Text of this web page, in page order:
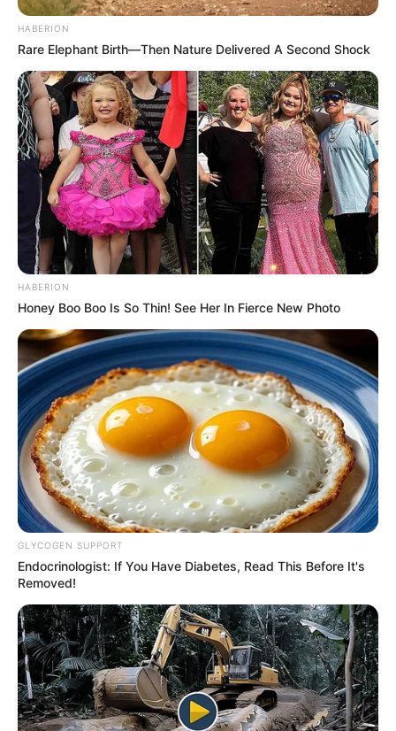
HABERION
Rare Elephant Birth—Then Nature Delivered A Second Shock
HABERION
Honey Boo Boo Is So Thin! See Her In Fierce New Photo
GLYCOGEN SUPPORT
Endocrinologist: If You Have Diabetes, Read This Before It's
Removed!